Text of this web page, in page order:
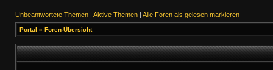
Unbeantwortete Themen | Aktive Themen | Alle Foren als gelesen markieren
Portal » Foren-Übersicht